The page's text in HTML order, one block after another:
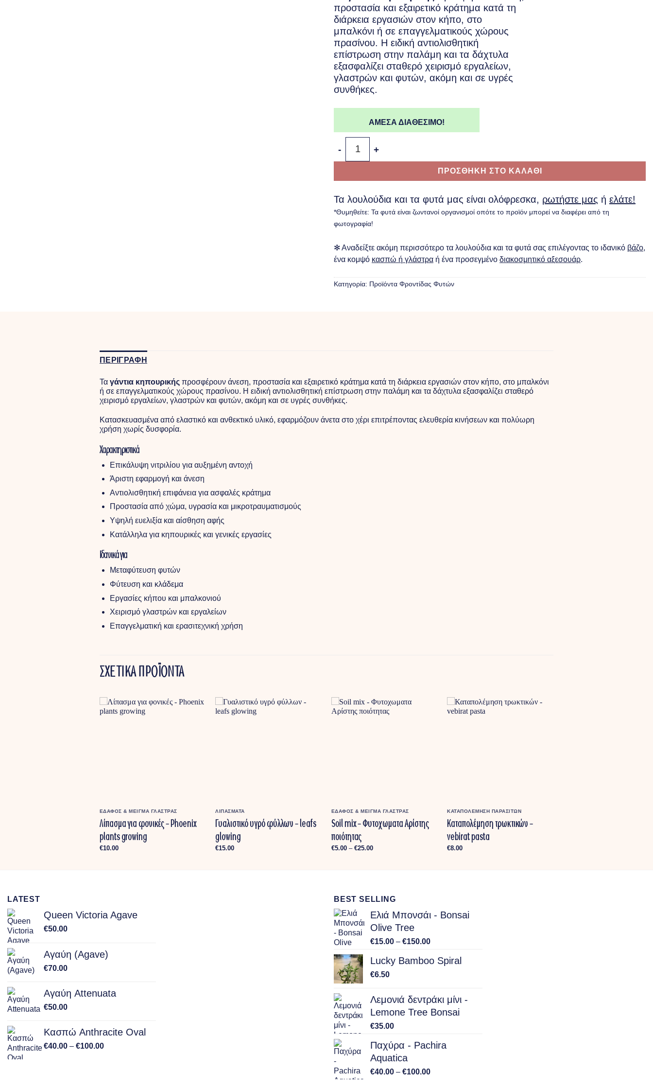
προστασία και εξαιρετικό κράτημα κατά τη
διάρκεια εργασιών στον κήπο, στο
μπαλκόνι ή σε επαγγελματικούς χώρους
πρασίνου. Η ειδική αντιολισθητική
επίστρωση στην παλάμη και τα δάχτυλα
εξασφαλίζει σταθερό χειρισμό εργαλείων,
γλαστρών και φυτών, ακόμη και σε υγρές
συνθήκες.
ΑΜΕΣΑ ΔΙΑΘΕΣΙΜΟ!
ΠΡΟΣΘΗΚΗ ΣΤΟ ΚΑΛΑΘΙ
Τα λουλούδια και τα φυτά μας είναι ολόφρεσκα, ρωτήστε μας ή ελάτε!
*Θυμηθείτε: Τα φυτά είναι ζωντανοί οργανισμοί οπότε το προϊόν μπορεί να διαφέρει από τη
φωτογραφία!
✻ Αναδείξτε ακόμη περισσότερο τα λουλούδια και τα φυτά σας επιλέγοντας το ιδανικό βάζο,
ένα κομψό κασπώ ή γλάστρα ή ένα προσεγμένο διακοσμητικό αξεσουάρ.
Κατηγορία: Προϊόντα Φροντίδας Φυτών
ΠΕΡΙΓΡΑΦΗ
Τα γάντια κηπουρικής προσφέρουν άνεση, προστασία και εξαιρετικό κράτημα κατά τη διάρκεια εργασιών στον κήπο, στο μπαλκόνι
ή σε επαγγελματικούς χώρους πρασίνου. Η ειδική αντιολισθητική επίστρωση στην παλάμη και τα δάχτυλα εξασφαλίζει σταθερό
χειρισμό εργαλείων, γλαστρών και φυτών, ακόμη και σε υγρές συνθήκες.
Κατασκευασμένα από ελαστικό και ανθεκτικό υλικό, εφαρμόζουν άνετα στο χέρι επιτρέποντας ελευθερία κινήσεων και πολύωρη
χρήση χωρίς δυσφορία.
Χαρακτηριστικά
Επικάλυψη νιτριλίου για αυξημένη αντοχή
Άριστη εφαρμογή και άνεση
Αντιολισθητική επιφάνεια για ασφαλές κράτημα
Προστασία από χώμα, υγρασία και μικροτραυματισμούς
Υψηλή ευελιξία και αίσθηση αφής
Κατάλληλα για κηπουρικές και γενικές εργασίες
Ιδανικά για
Μεταφύτευση φυτών
Φύτευση και κλάδεμα
Εργασίες κήπου και μπαλκονιού
Χειρισμό γλαστρών και εργαλείων
Επαγγελματική και ερασιτεχνική χρήση
ΣΧΕΤΙΚΑ ΠΡΟΪΟΝΤΑ
ΕΔΑΦΟΣ & ΜΕΙΓΜΑ ΓΛΑΣΤΡΑΣ
Λίπασμα για φονικές – Phoenix
plants growing
€10.00
ΛΙΠΑΣΜΑΤΑ
Γυαλιστικό υγρό φύλλων – leafs
glowing
€15.00
ΕΔΑΦΟΣ & ΜΕΙΓΜΑ ΓΛΑΣΤΡΑΣ
Soil mix – Φυτοχωματα Αρίστης
ποιότητας
€5.00 – €25.00Price
ΚΑΤΑΠΟΛΕΜΗΣΗ ΠΑΡΑΣΙΤΩΝ
Καταπολέμηση τρωκτικών –
vebirat pasta
€8.00
LATEST
Queen Victoria Agave
€50.00
Αγαύη (Agave)
€70.00
Αγαύη Attenuata
€50.00
Κασπώ Anthracite Oval
€40.00 – €100.00Price
BEST SELLING
Ελιά Μπονσάι - Bonsai
Olive Tree
€15.00 – €150.00Price
€15.00
Lucky Bamboo Spiral
€6.50
Λεμονιά δεντράκι μίνι -
Lemone Tree Bonsai
€35.00
Παχύρα - Pachira
Aquatica
€40.00 – €100.00Price